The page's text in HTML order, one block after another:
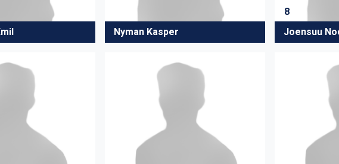
Nyman Kasper
8
Joensuu